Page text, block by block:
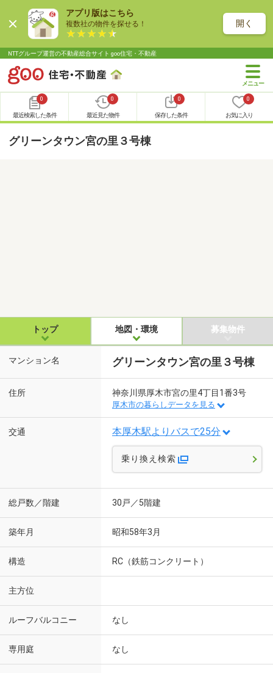
アプリ版はこちら
複数社の物件を探せる！ 開く
NTTグループ運営の不動産総合サイト goo住宅・不動産
0
最近検索した条件
0
最近見た物件
0
保存した条件
0
お気に入り
グリーンタウン宮の里３号棟
トップ 地図・環境 募集物件
マンション名 グリーンタウン宮の里３号棟
住所 神奈川県厚木市宮の里4丁目1番3号
厚木市の暮らしデータを見る
交通 本厚木駅よりバスで25分
乗り換え検索
総戸数／階建 30戸／5階建
築年月 昭和58年3月
構造 RC（鉄筋コンクリート）
主方位
ルーフバルコニー なし
専用庭 なし